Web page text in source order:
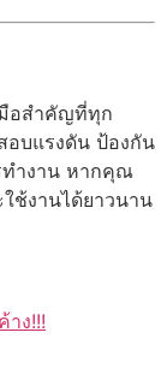
อสำคัญที่ทุก
อบแรงดัน ป้องกัน
ทำงาน หากคุณ
ช้งานได้ยาวนาน
าง!!!